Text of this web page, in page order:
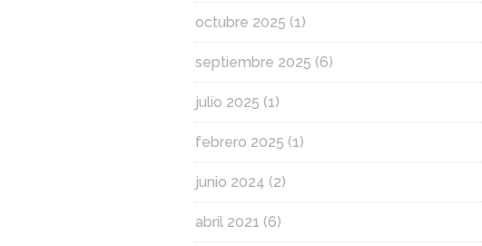
octubre 2025 (1)
septiembre 2025 (6)
julio 2025 (1)
febrero 2025 (1)
junio 2024 (2)
abril 2021 (6)